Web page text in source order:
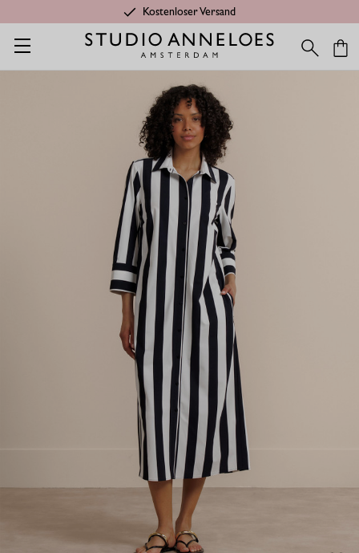
Kostenloser Versand
Startseite Leading gift Soof gestreift kleid - schwarz/ecru